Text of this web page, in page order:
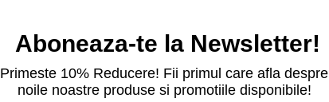
Aboneaza-te la Newsletter!
Primeste 10% Reducere! Fii primul care afla despre
noile noastre produse si promotiile disponibile!